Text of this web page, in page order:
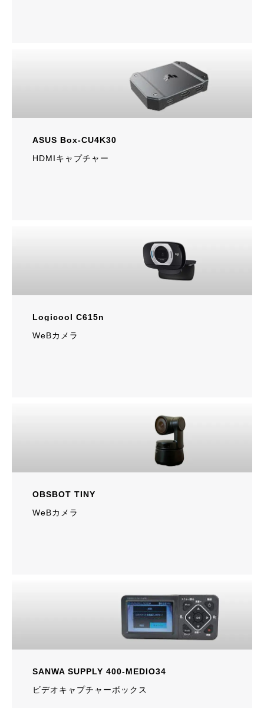
ASUS Box-CU4K30
HDMIキャプチャー
Logicool C615n
WeBカメラ
OBSBOT TINY
WeBカメラ
SANWA SUPPLY 400-MEDIO34
ビデオキャプチャーボックス